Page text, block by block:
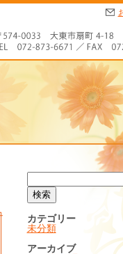
カテゴリー
未分類
アーカイブ